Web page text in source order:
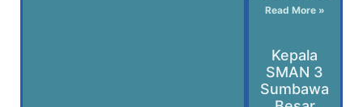
Read More »
Kepala
SMAN 3
Sumbawa